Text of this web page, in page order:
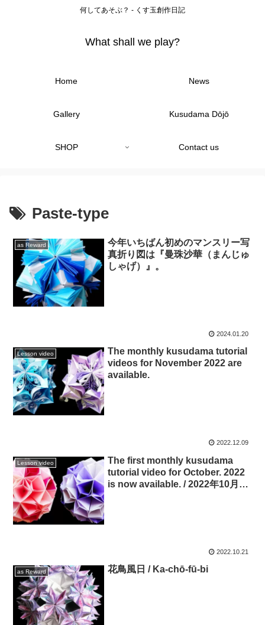
何してあそぶ？ - くす玉創作日記
What shall we play?
Home News
Gallery Kusudama Dōjō
SHOP Contact us
Paste-type
as Reward
今年いちばん初めのマンスリー写
真折り図は『曼珠沙華（まんじゅ
しゃげ）』。
2024.01.20
Lesson video
The monthly kusudama tutorial
videos for November 2022 are
available.
2022.12.09
Lesson video
The first monthly kusudama
tutorial video for October. 2022
is now available. / 2022年10月の
2022.10.21
as Reward 花鳥風日 / Ka-chō-fū-bi